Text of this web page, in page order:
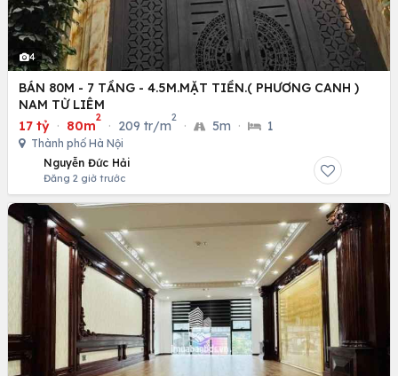
4
BÁN 80M - 7 TẦNG - 4.5M.MẶT TIỀN.( PHƯƠNG CANH )
NAM TỪ LIÊM
17 tỷ · 80m
2
· 209 tr/m
2
· 5m · 1
Thành phố Hà Nội
Nguyễn Đức Hải
Đăng 2 giờ trước